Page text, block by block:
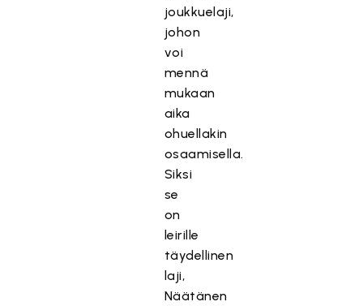
joukkuelaji,
johon
voi
mennä
mukaan
aika
ohuellakin
osaamisella.
Siksi
se
on
leirille
täydellinen
laji,
Näätänen